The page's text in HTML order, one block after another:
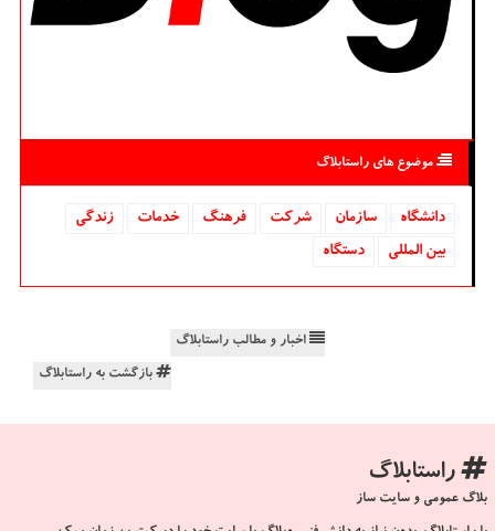
موضوع های راستابلاگ
دانشگاه‌ سازمان شركت فرهنگ خدمات
زندگی
بین المللی
دستگاه
اخبار و مطالب راستابلاگ
بازگشت به راستابلاگ
راستابلاگ
بلاگ عمومی و سایت ساز